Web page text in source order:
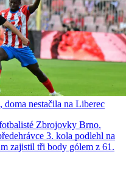
nestačila na Liberec
Zbrojovky Brno.
3. kola podlehl na
zajistil tři body gólem z 61.